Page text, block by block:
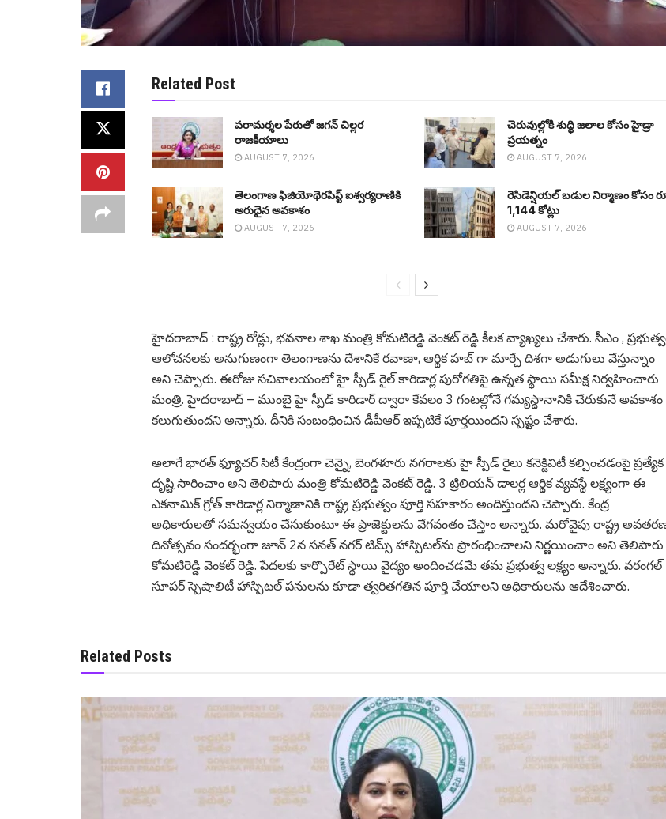
Related Post
ప‌రామ‌ర్శ‌ల పేరుతో జ‌గ‌న్ చిల్ల‌ర
రాజ‌కీయాలు
AUGUST 7, 2026
చెరువుల్లోకి శుద్ధి జ‌లాల కోసం హైడ్రా
ప్ర‌య‌త్నం
AUGUST 7, 2026
తెలంగాణ ఫిజియోథెరపిస్ట్ ఐశ్వర్యరాణికి
అరుదైన అవకాశం
AUGUST 7, 2026
రెసిడెన్షియల్ బ‌డుల నిర్మాణం కోసం
1,144 కోట్లు
AUGUST 7, 2026
హైద‌రాబాద్ : రాష్ట్ర రోడ్లు, భ‌వ‌నాల శాఖ మంత్రి కోమ‌టిరెడ్డి వెంక‌ట్ రెడ్డి కీల‌క వ్యాఖ్య‌లు చేశారు. సీఎం ,
ఆలోచనలకు అనుగుణంగా తెలంగాణను దేశానికే రవాణా, ఆర్థిక హబ్ గా మార్చే దిశగా అడుగులు వేస్తున్నాం
అని చెప్పారు. ఈరోజు సచివాలయంలో హై స్పీడ్ రైల్ కారిడార్ల పురోగతిపై ఉన్నత స్థాయి సమీక్ష నిర్వహించారు
మంత్రి. హైదరాబాద్ – ముంబై హై స్పీడ్ కారిడార్ ద్వారా కేవలం 3 గంటల్లోనే గమ్యస్థానానికి చేరుకునే అవకాశం
కలుగుతుంద‌ని అన్నారు. దీనికి సంబంధించిన డీపీఆర్ ఇప్పటికే పూర్తయింద‌ని స్ప‌ష్టం చేశారు.
అలాగే భారత్ ఫ్యూచర్ సిటీ కేంద్రంగా చెన్నై, బెంగళూరు నగరాలకు హై స్పీడ్ రైలు కనెక్టివిటీ కల్పించడంపై ప్రత్యేక
దృష్టి సారించాం అని తెలిపారు మంత్రి కోమ‌టిరెడ్డి వెంక‌ట్ రెడ్డి. 3 ట్రిలియన్ డాలర్ల ఆర్థిక వ్యవస్థే లక్ష్యంగా ఈ
ఎకనామిక్ గ్రోత్ కారిడార్ల నిర్మాణానికి రాష్ట్ర ప్రభుత్వం పూర్తి సహకారం అందిస్తుందని చెప్పారు. కేంద్ర
అధికారులతో సమన్వయం చేసుకుంటూ ఈ ప్రాజెక్టులను వేగవంతం చేస్తాం అన్నారు. మరోవైపు రాష్ట్ర
దినోత్సవం సందర్భంగా జూన్ 2న సనత్ నగర్ టిమ్స్ హాస్పిటల్‌ను ప్రారంభించాలని నిర్ణయించాం అని తెలిపారు
కోమ‌టిరెడ్డి వెంక‌ట్ రెడ్డి. పేదలకు కార్పొరేట్ స్థాయి వైద్యం అందించడమే త‌మ‌ ప్రభుత్వ లక్ష్యం అన్నారు. వరంగల్
సూపర్ స్పెషాలిటీ హాస్పిటల్ పనులను కూడా త్వరితగతిన పూర్తి చేయాలని అధికారులను ఆదేశించారు.
Related Posts